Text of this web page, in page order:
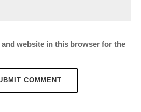
and website in this browser for the